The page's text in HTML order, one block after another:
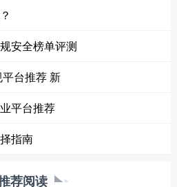
安全榜单评测
台推荐 新
平台推荐
指南
荐阅读